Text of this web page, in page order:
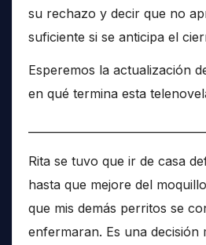
su rechazo y decir que no
suficiente si se anticipa el
Esperemos la actualización
en qué termina esta
Rita se tuvo que ir de casa
hasta que mejore del
que mis demás perritos se
enfermaran. Es una decisión